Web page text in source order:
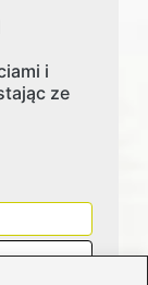
i
ze